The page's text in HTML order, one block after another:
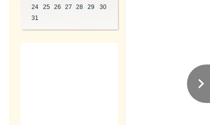
24
25 26 27 28 29
30
31